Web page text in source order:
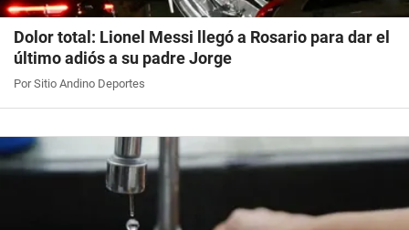
Dolor total: Lionel Messi llegó a Rosario para dar el
último adiós a su padre Jorge
Por Sitio Andino Deportes